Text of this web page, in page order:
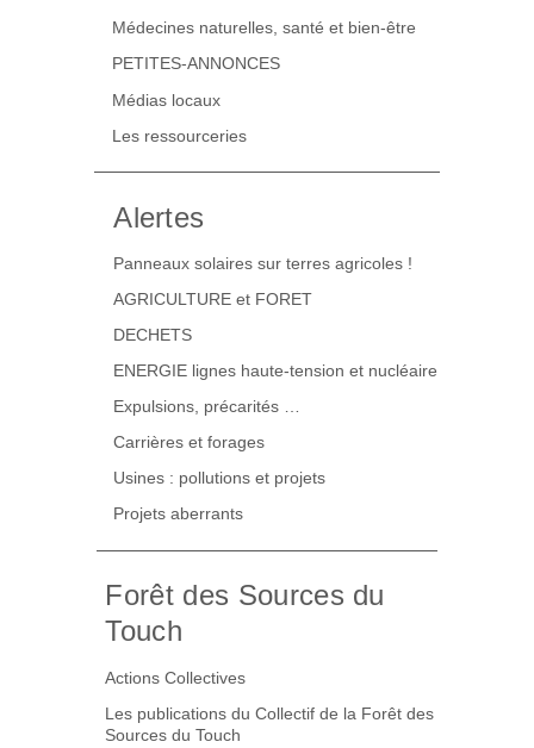
Médecines naturelles, santé et bien-être
PETITES-ANNONCES
Médias locaux
Les ressourceries
Alertes
Panneaux solaires sur terres agricoles !
AGRICULTURE et FORET
DECHETS
ENERGIE lignes haute-tension et nucléaire
Expulsions, précarités …
Carrières et forages
Usines : pollutions et projets
Projets aberrants
Forêt des Sources du
Touch
Actions Collectives
Les publications du Collectif de la Forêt des
Sources du Touch